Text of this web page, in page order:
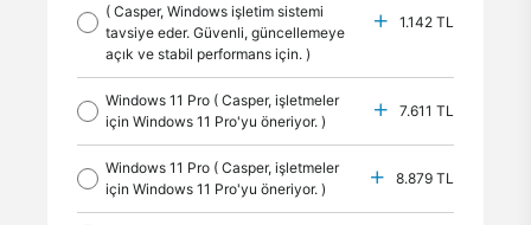
( Casper, Windows işletim sistemi
tavsiye eder. Güvenli, güncellemeye
açık ve stabil performans için. )
1.142 TL
Windows 11 Pro ( Casper, işletmeler
için Windows 11 Pro'yu öneriyor. )
7.611 TL
Windows 11 Pro ( Casper, işletmeler
için Windows 11 Pro'yu öneriyor. )
8.879 TL